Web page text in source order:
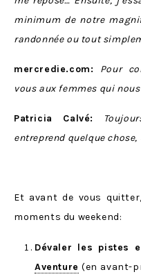
minimum de notre
randonnée ou tout
mercredie.com:
Pour
vous aux femmes qui
Patricia Calvé:
entreprend quelque chose,
Et avant de vous
moments du weekend:
Dévaler les pistes
Aventure (en avant-